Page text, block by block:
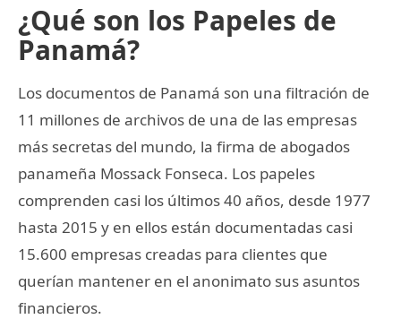
¿Qué son los Papeles de
Panamá?
Los documentos de Panamá son una filtración de
11 millones de archivos de una de las empresas
más secretas del mundo, la firma de abogados
panameña Mossack Fonseca. Los papeles
comprenden casi los últimos 40 años, desde 1977
hasta 2015 y en ellos están documentadas casi
15.600 empresas creadas para clientes que
querían mantener en el anonimato sus asuntos
financieros.